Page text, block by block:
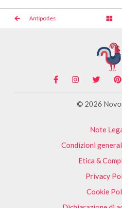
Antipodes
© 2026
Note
Condizioni
Etica &
Privacy
Cookie